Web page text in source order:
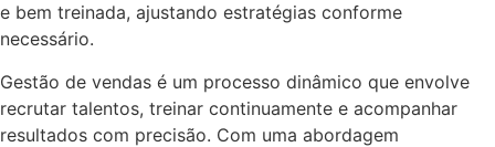
e bem treinada, ajustando estratégias conforme
necessário.
Gestão de vendas é um processo dinâmico que envolve
recrutar talentos, treinar continuamente e acompanhar
resultados com precisão. Com uma abordagem